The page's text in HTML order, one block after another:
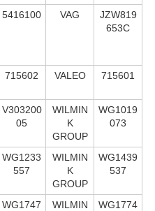
5416100 VAG
JZW819
653C
715602 VALEO 715601
V303200
05
WILMIN
K
GROUP
WG1019
073
WG1233
557
WILMIN
K
GROUP
WG1439
537
WG1747
WILMIN
WG1774